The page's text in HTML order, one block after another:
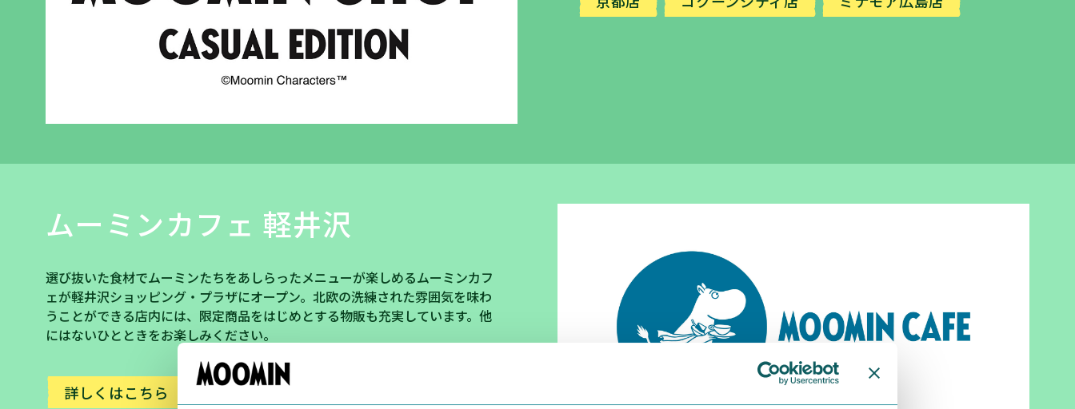
ムーミンカフェ 軽井沢
選び抜いた食材でムーミンたちをあしらったメニューが楽しめるムーミンカフ
ェが軽井沢ショッピング・プラザにオープン。北欧の洗練された雰囲気を味わ
うことができる店内には、限定商品をはじめとする物販も充実しています。他
にはないひとときをお楽しみください。
詳しくはこちら